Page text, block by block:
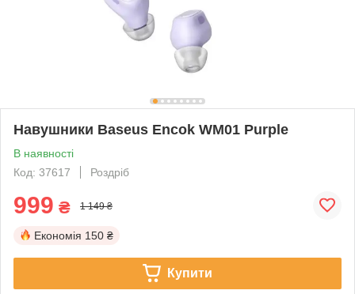
Навушники Baseus Encok WM01 Purple
В наявності
Код: 37617
Роздріб
999 ₴ 1 149 ₴
Економія 150 ₴
Купити